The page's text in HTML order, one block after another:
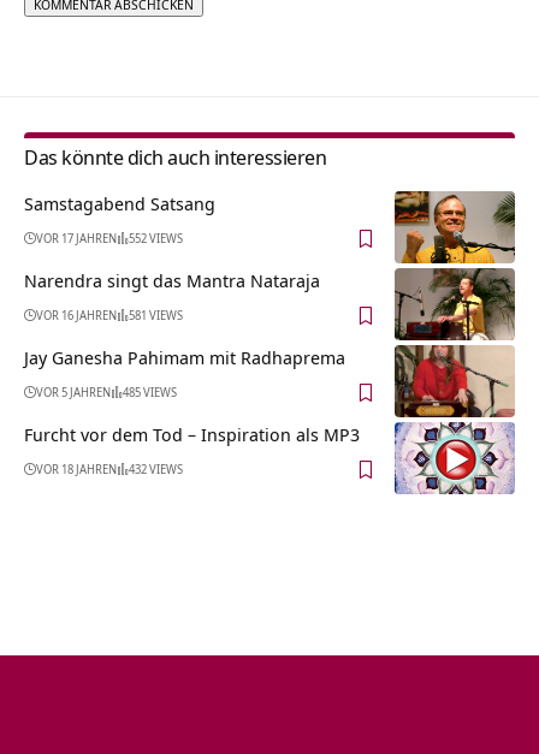
Das könnte dich auch interessieren
Samstagabend Satsang
VOR 17 JAHREN 552 VIEWS
Narendra singt das Mantra Nataraja
VOR 16 JAHREN 581 VIEWS
Jay Ganesha Pahimam mit Radhaprema
VOR 5 JAHREN 485 VIEWS
Furcht vor dem Tod – Inspiration als MP3
VOR 18 JAHREN 432 VIEWS